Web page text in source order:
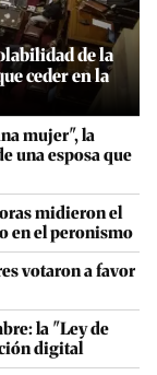
de la
ceder en la
mujer", la
una esposa que
midieron el
en el peronismo
votaron a favor
la "Ley de
digital